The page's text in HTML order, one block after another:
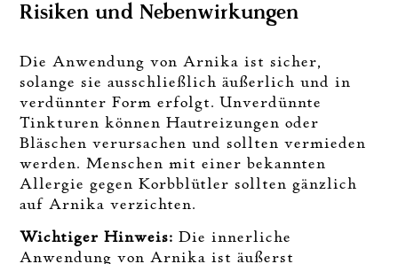
Risiken und Nebenwirkungen
Die Anwendung von Arnika ist sicher,
solange sie ausschließlich äußerlich und in
verdünnter Form erfolgt. Unverdünnte
Tinkturen können Hautreizungen oder
Bläschen verursachen und sollten vermieden
werden. Menschen mit einer bekannten
Allergie gegen Korbblütler sollten gänzlich
auf Arnika verzichten.
Wichtiger Hinweis: Die innerliche
Anwendung von Arnika ist äußerst